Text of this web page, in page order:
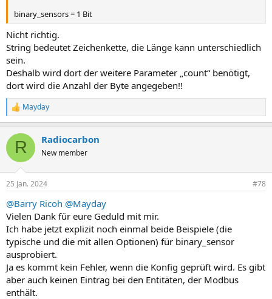
binary_sensors = 1 Bit
Nicht richtig.
String bedeutet Zeichenkette, die Länge kann unterschiedlich
sein.
Deshalb wird dort der weitere Parameter „count“ benötigt,
dort wird die Anzahl der Byte angegeben!!
R
e
k
i
e
:
Mayday
R Radiocarbon
New member
25 Jan. 2024 #78
@Barry Ricoh @Mayday
Vielen Dank für eure Geduld mit mir.
Ich habe jetzt explizit noch einmal beide Beispiele (die
typische und die mit allen Optionen) für binary_sensor
ausprobiert.
Ja es kommt kein Fehler, wenn die Konfig geprüft wird. Es gibt
aber auch keinen Eintrag bei den Entitäten, der Modbus
enthält.